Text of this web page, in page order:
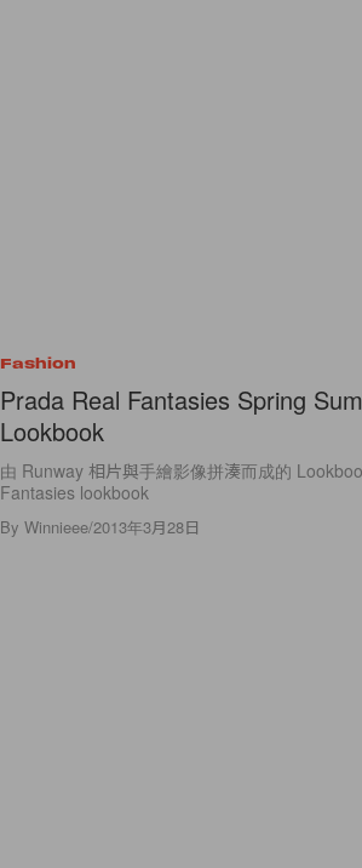
Fashion
Prada Real Fantasies Spring
Lookbook
由 Runway 相片與手繪影像拼湊而成的
Fantasies lookbook
By Winnieee/2013年3月28日